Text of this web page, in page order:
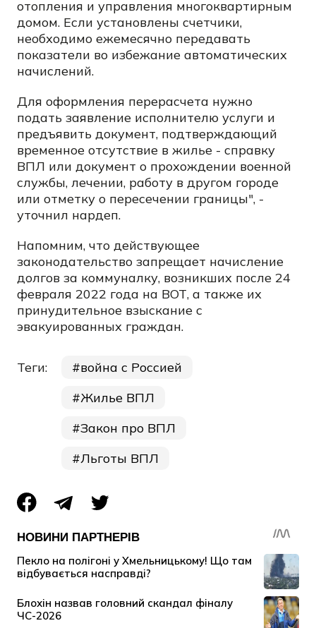
отопления и управления многоквартирным
домом. Если установлены счетчики,
необходимо ежемесячно передавать
показатели во избежание автоматических
начислений.
Для оформления перерасчета нужно
подать заявление исполнителю услуги и
предъявить документ, подтверждающий
временное отсутствие в жилье - справку
ВПЛ или документ о прохождении военной
службы, лечении, работу в другом городе
или отметку о пересечении границы", -
уточнил нардеп.
Напомним, что действующее
законодательство запрещает начисление
долгов за коммуналку, возникших после 24
февраля 2022 года на ВОТ, а также их
принудительное взыскание с
эвакуированных граждан.
Теги:
война с Россией
Жилье ВПЛ
Закон про ВПЛ
Льготы ВПЛ